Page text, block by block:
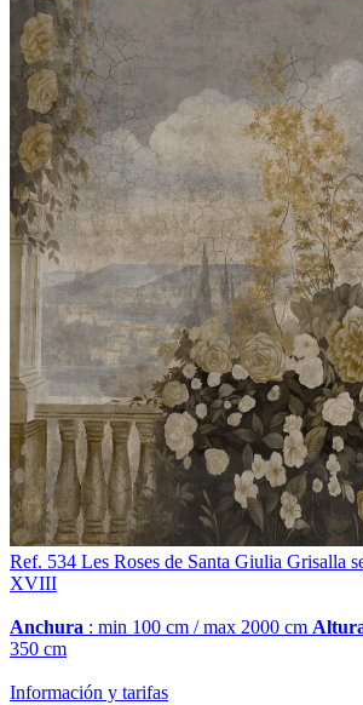
Ref. 534 Les Roses de Santa Giulia Grisalla
XVIII
Anchura : min 100 cm / max 2000 cm
350 cm
Información y tarifas